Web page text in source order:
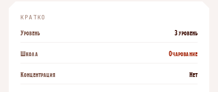
КРАТКО
Уровень 3 уровень
Школа Очарование
Концентрация Нет